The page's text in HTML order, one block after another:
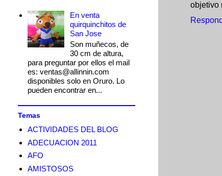
objetivo
En venta
quirquinchitos de
San Jose
Son muñecos, de
30 cm de altura,
para preguntar por ellos el mail
es: ventas@allinnin.com
disponibles solo en Oruro. Lo
pueden encontrar en...
Temas
ACTIVIDADES DEL BLOG
ADECUACION 2011
AFO
AMISTOSOS